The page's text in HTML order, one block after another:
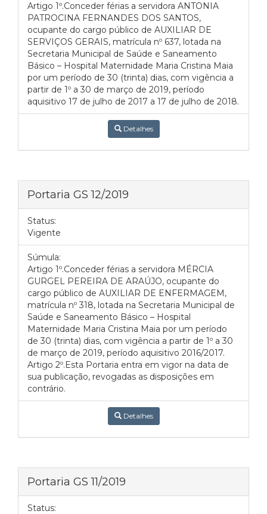
Artigo 1º.Conceder férias a servidora ANTONIA
PATROCINA FERNANDES DOS SANTOS,
ocupante do cargo público de AUXILIAR DE
SERVIÇOS GERAIS, matrícula nº 637, lotada na
Secretaria Municipal de Saúde e Saneamento
Básico – Hospital Maternidade Maria Cristina Maia
por um período de 30 (trinta) dias, com vigência a
partir de 1º a 30 de março de 2019, período
aquisitivo 17 de julho de 2017 a 17 de julho de 2018.
Detalhes
Portaria GS 12/2019
Status:
Vigente
Súmula:
Artigo 1º.Conceder férias a servidora MÉRCIA
GURGEL PEREIRA DE ARAÚJO, ocupante do
cargo público de AUXILIAR DE ENFERMAGEM,
matrícula nº 318, lotada na Secretaria Municipal de
Saúde e Saneamento Básico – Hospital
Maternidade Maria Cristina Maia por um período
de 30 (trinta) dias, com vigência a partir de 1º a 30
de março de 2019, período aquisitivo 2016/2017.
Artigo 2º.Esta Portaria entra em vigor na data de
sua publicação, revogadas as disposições em
contrário.
Detalhes
Portaria GS 11/2019
Status: